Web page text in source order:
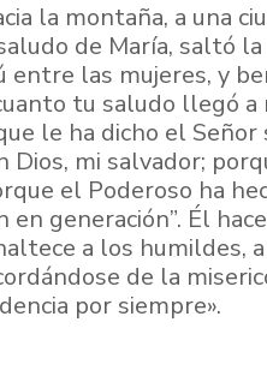
la montaña, a una
de María, saltó
entre las mujeres, y
tu saludo llegó
le ha dicho el Señor
mi salvador;
el Poderoso ha
generación”. Él
a los humildes,
de la
por siempre».